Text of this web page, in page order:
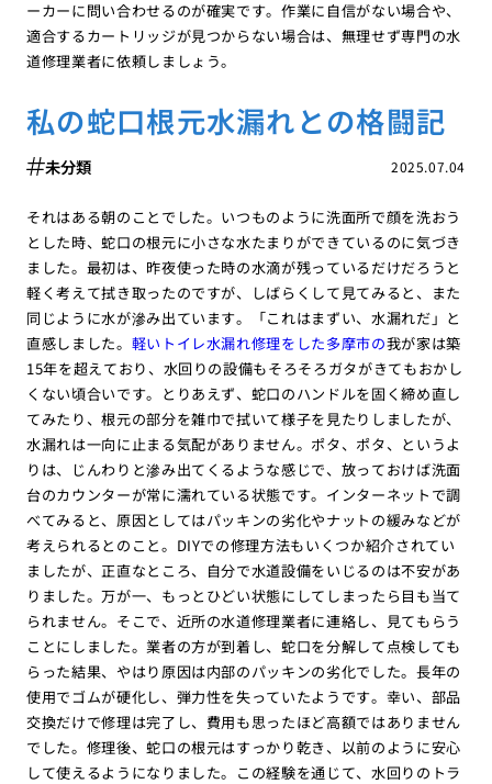
ーカーに問い合わせるのが確実です。作業に自信がない場合や、
適合するカートリッジが見つからない場合は、無理せず専門の水
道修理業者に依頼しましょう。
私の蛇口根元水漏れとの格闘記
2025.07.04
未分類
それはある朝のことでした。いつものように洗面所で顔を洗おう
とした時、蛇口の根元に小さな水たまりができているのに気づき
ました。最初は、昨夜使った時の水滴が残っているだけだろうと
軽く考えて拭き取ったのですが、しばらくして見てみると、また
同じように水が滲み出ています。「これはまずい、水漏れだ」と
直感しました。 軽いトイレ水漏れ修理をした多摩市の我が家は築
15年を超えており、水回りの設備もそろそろガタがきてもおかし
くない頃合いです。とりあえず、蛇口のハンドルを固く締め直し
てみたり、根元の部分を雑巾で拭いて様子を見たりしましたが、
水漏れは一向に止まる気配がありません。ポタ、ポタ、というよ
りは、じんわりと滲み出てくるような感じで、放っておけば洗面
台のカウンターが常に濡れている状態です。インターネットで調
べてみると、原因としてはパッキンの劣化やナットの緩みなどが
考えられるとのこと。DIYでの修理方法もいくつか紹介されてい
ましたが、正直なところ、自分で水道設備をいじるのは不安があ
りました。万が一、もっとひどい状態にしてしまったら目も当て
られません。そこで、近所の水道修理業者に連絡し、見てもらう
ことにしました。業者の方が到着し、蛇口を分解して点検しても
らった結果、やはり原因は内部のパッキンの劣化でした。長年の
使用でゴムが硬化し、弾力性を失っていたようです。幸い、部品
交換だけで修理は完了し、費用も思ったほど高額ではありません
でした。修理後、蛇口の根元はすっかり乾き、以前のように安心
して使えるようになりました。この経験を通じて、水回りのトラ